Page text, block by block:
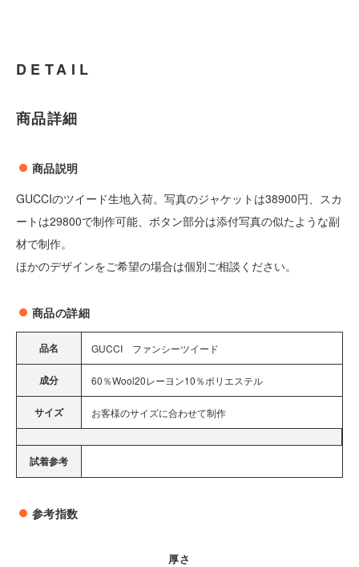
DETAIL
商品詳細
商品説明
GUCCIのツイード生地入荷。写真のジャケットは38900円、スカ
ートは29800で制作可能、ボタン部分は添付写真の似たような副
材で制作。
ほかのデザインをご希望の場合は個別ご相談ください。
商品の詳細
品名 GUCCI ファンシーツイード
成分 60％Wool20レーヨン10％ポリエステル
サイズ お客様のサイズに合わせて制作
試着参考
参考指数
厚さ